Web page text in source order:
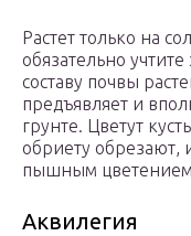
Растет только на
обязательно
составу почвы
предъявляет и
грунте. Цветут
обриету обрезают,
пышным
Аквилегия